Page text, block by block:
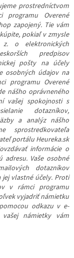
prostredníctvom
programu Overené
zapojený. Tie vám
pokiaľ v zmysle
o elektronických
predpisov
pošty na účely
osobných údajov na
programu Overené
nášho oprávneného
vašej spokojnosti s
dotazníkov,
a analýz nášho
sprostredkovateľa
portálu Heureka.sk
informácie o
Vaše osobné
dotazníkov
vlastné účely. Proti
v rámci programu
vyjadriť námietku
odkazu v e-
námietky vám